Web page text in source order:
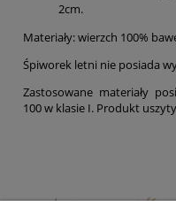
2cm.
Materiały: wierzch 100%
Śpiworek letni nie posiada
Zastosowane materiały
100 w klasie I. Produkt